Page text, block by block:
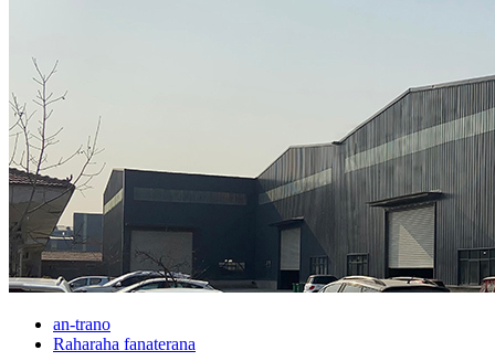
an-trano
Raharaha fanaterana